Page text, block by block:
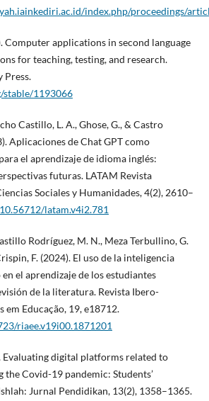
index.php/proceedings/
Computer applications in second language
for teaching, testing, and research.
Press.
1193066
Castillo, L. A., Ghose, G., & Castro
Aplicaciones de Chat GPT como
el aprendizaje de idioma inglés:
futuras. LATAM Revista
Sociales y Humanidades, 4(2), 2610–
latam.v4i2.781
Rodríguez, M. N., Meza Terbullino, G.
F. (2024). El uso de la inteligencia
el aprendizaje de los estudiantes
de la literatura. Revista Ibero-
em Educação, 19, e18712.
riaee.v19i00.1871201
Evaluating digital platforms related to
Covid-19 pandemic: Students’
Jurnal Pendidikan, 13(2), 1358–1365.